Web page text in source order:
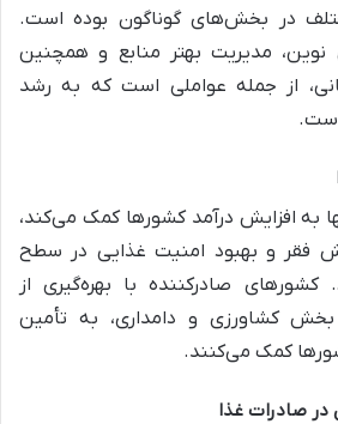
در بخش‌های گوناگون بوده است.
نوین، مدیریت بهتر منابع و همچنین
از جمله عواملی است که به رشد
به افزایش درآمد کشورها کمک می‌کند،
فقر و بهبود امنیت غذایی در سطح
صادرکننده با بهره‌گیری از
کشاورزی و دامداری، به تأمین
کمک می‌کنند.
صادرات غذا